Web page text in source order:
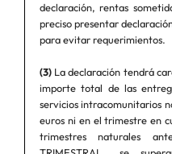
declaración, rentas
preciso presentar
para evitar requerimientos.
(3)La declaración tendrá
importe total de las
servicios intracomunitarios
euros ni en el trimestre en
trimestres naturales